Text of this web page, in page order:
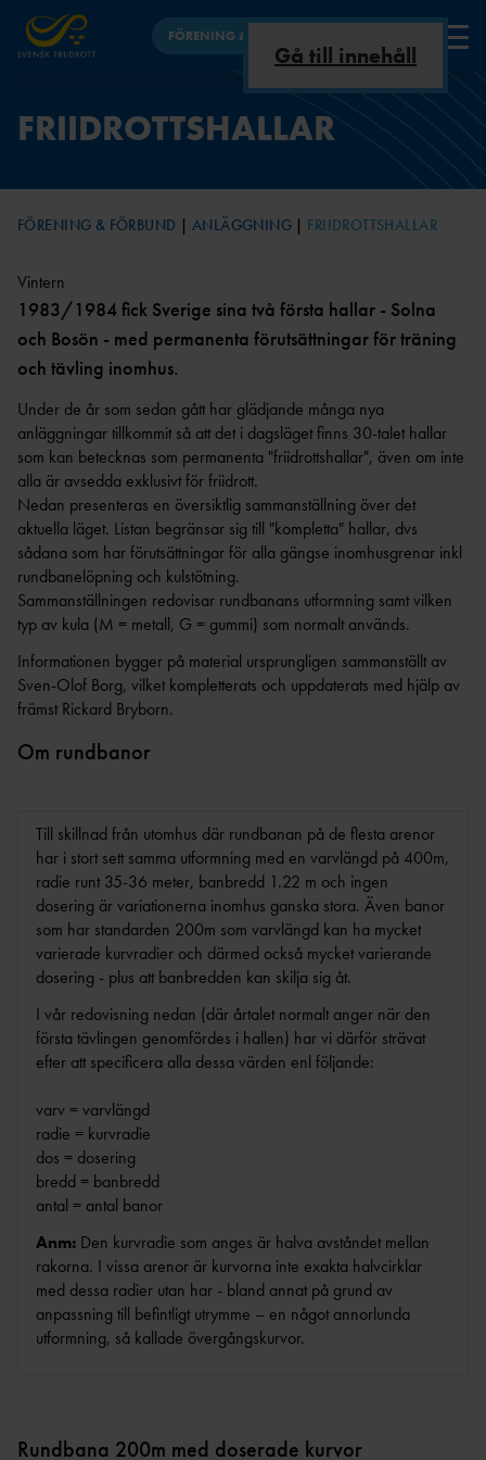
Gå till innehåll
FÖRENING & FÖRBUND
VAD ÄR
UNGDOM
ARENA &
LÖPNING
MOTIONSLÖPNI
NG
PARAFRIIDRO
TT
OC
R
FRISKIS &
SVETTIS
VANDRIN
G
GÅN
G
HITTA
FÖRENING
STARTA
FÖRENING
FÖRSÄKRING
AR
MEDLEMSAVGI
FÖRENINGSBY
DRIVA FÖRENING
ÅRSHJUL
ÅRSRAPPO
RT
CHECKLISTA FÖR
STYRELSEN
ATT REKRYTERA OCH BEHÅLLA IDEELLA
FÖRBUND
FÖRBUNDSINFO
GDPR,
STADGA
R
ÅRSMÖT
E
STYRELSEMÖTE
N
DOKUMENTBANK
EN
LEDIGA TJÄNSTER &
UPPDRAG
IDROTTSORGANISATIO
OM VÅRA NIO
INTERNATIONELLA
UPPDRAG
NYHETSBREV
KONTAKTA OSS
STYRELS
E
REVISORE
R
VALBEREDNIN
G
DISCIPLINNÄM
KANS
LI
KOMMITTÉER &
RÅD
T
LANDSLAGSLEDA
FÖRBUNDSSTARTE
UTBILDARE FÖR
UTBILDNINGSNYHET
PLATTFORMAR FÖR UTBILDNING -
FAQ
TRÄNARE
BARNTRÄNARE I
FRIIDROTT
GRUNDUTBILDNING FÖR
TRÄNARE
FRIIDROTTSTRÄNARE
STEG 1
FRIIDROTTSTRÄNARE
STEG 2
FRIIDROTTSTRÄNARE
STEG 3
FRIIDROTTSTRÄNARE
STEG 4
LÖPTRÄNA
RE
FORTBILDNING TRÄNARE
EA COACHING SUMMIT SERIES MALMÖ
2026
TRÄNARFORU
M
STYRKAN MED ETT
TRÄNARTEAM
JÄMSTÄLLDHET BLAND BARN- OCH
UNGDOMSTRÄNARE
NÄTVERKET KVINNLIGA ELITTRÄNARE
(EPOS)
ORGANISATIONS- OCH
INKLUDERANDE
FRIIDROTT
TRYGG FRIIDROTT
ORO ELLER
RÅDET FÖR TRYGG
FRIIDROTT
DISCIPLINNÄMND
EN
UTDRAG UR
BELASTNINGSREGISTRET
TRYGG
KOMMUNIKATION
SÄKER
FRIIDROTT
KASTSÄKERH
ET
FRISK
FRIIDROTT
UPPFÖRANDEKOD
DISKUSSIONSKORT FÖR
FRIIDROTTSLEDARE
SKICKA IN DITT EGET
DISKUSSIONSKORT
ANLÄGGNING
ANLÄGGNINGSKOMMIT
REGLER &
MARKERINGAR
FRIIDROTTSHALL
AR
CERTIFIERIN
G
KONCEPTANLÄGGNINGAR
ELITANLÄGGNI
FRIIDROTTSPLA
NÄRIDROTTSPLA
TS
ARENA
INOMHUS
KOMBIHA
LL
VISIONÄRA
ANLÄGGNINGAR
PARKANLÄGGNI
NG
KASTPLAN
ER
RIKTLINJER KONCEPTUTVECKLING
ALTERNATIVA ANLÄGGNINGAR
FRISK FRIIDROTT
KONTAKT
FRIIDROTTSHALLAR
1
FÖRENING & FÖRBUND ANLÄGGNING FRIIDROTTSHALLAR
Vintern
1983/1984 fick Sverige sina två första hallar - Solna
och Bosön - med permanenta förutsättningar för träning
och tävling inomhus.
Under de år som sedan gått har glädjande många nya
anläggningar tillkommit så att det i dagsläget finns 30-talet hallar
som kan betecknas som permanenta "friidrottshallar", även om inte
alla är avsedda exklusivt för friidrott.
Nedan presenteras en översiktlig sammanställning över det
aktuella läget. Listan begränsar sig till "kompletta" hallar, dvs
sådana som har förutsättningar för alla gängse inomhusgrenar inkl
rundbanelöpning och kulstötning.
Sammanställningen redovisar rundbanans utformning samt vilken
typ av kula (M = metall, G = gummi) som normalt används.
Informationen bygger på material ursprungligen sammanställt av
Sven-Olof Borg, vilket kompletterats och uppdaterats med hjälp av
främst Rickard Bryborn.
Om rundbanor
Till skillnad från utomhus där rundbanan på de flesta arenor
har i stort sett samma utformning med en varvlängd på 400m,
radie runt 35-36 meter, banbredd 1.22 m och ingen
dosering är variationerna inomhus ganska stora. Även banor
som har standarden 200m som varvlängd kan ha mycket
varierade kurvradier och därmed också mycket varierande
dosering - plus att banbredden kan skilja sig åt.
I vår redovisning nedan (där årtalet normalt anger när den
första tävlingen genomfördes i hallen) har vi därför strävat
efter att specificera alla dessa värden enl följande:
varv = varvlängd
radie = kurvradie
dos = dosering
bredd = banbredd
antal = antal banor
Anm: Den kurvradie som anges är halva avståndet mellan
rakorna. I vissa arenor är kurvorna inte exakta halvcirklar
med dessa radier utan har - bland annat på grund av
anpassning till befintligt utrymme – en något annorlunda
utformning, så kallade övergångskurvor.
Rundbana 200m med doserade kurvor